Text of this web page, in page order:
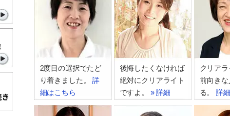
2度目の選択でたど
り着きました。詳
細はこちら
後悔したくなければ
絶対にクリアライト
ですよ。 » 詳細
クリア
前向きな
る。詳